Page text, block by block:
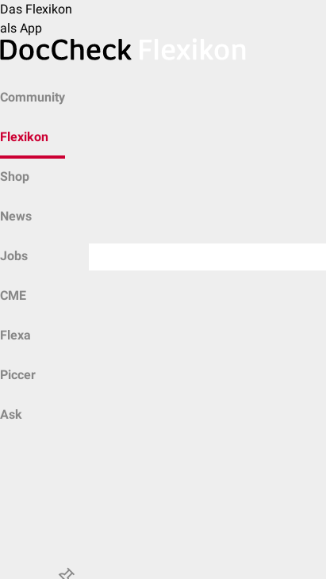
Das Flexikon
als App
Community
Flexikon
Shop
News
Jobs
CME
Flexa
Piccer
Ask